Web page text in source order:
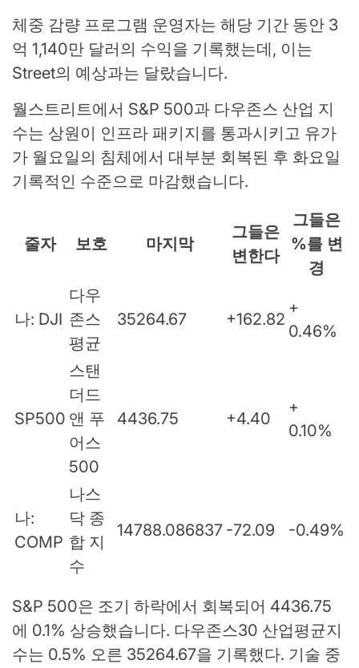
체중 감량 프로그램 운영자는 해당 기간 동안 3
억 1,140만 달러의 수익을 기록했는데, 이는
Street의 예상과는 달랐습니다.
월스트리트에서 S&P 500과 다우존스 산업 지
수는 상원이 인프라 패키지를 통과시키고 유가
가 월요일의 침체에서 대부분 회복된 후 화요일
기록적인 수준으로 마감했습니다.
줄자 보호 마지막
그들은
변한다
그들은
%를 변
경
나: DJI
다우
존스
평균
35264.67 +162.82
+
0.46%
SP500
스탠
더드
앤 푸
어스
500
4436.75 +4.40
+
0.10%
나:
COMP
나스
닥 종
합 지
수
14788.086837 -72.09 -0.49%
S&P 500은 조기 하락에서 회복되어 4436.75
에 0.1% 상승했습니다. 다우존스30 산업평균지
수는 0.5% 오른 35264.67을 기록했다. 기술 중